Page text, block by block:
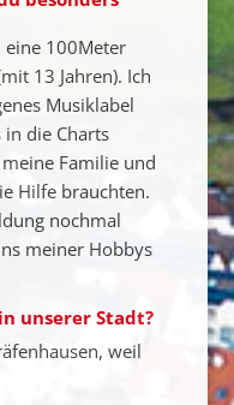
eine 100Meter
13 Jahren). Ich
Musiklabel
die Charts
Familie und
Hilfe brauchten.
nochmal
meiner Hobbys
unserer Stadt?
weil